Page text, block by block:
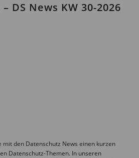
DS News KW 30-2026
mit den Datenschutz News einen kurzen
Datenschutz-Themen. In unseren